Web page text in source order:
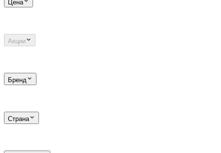
Цена
Акции
Бренд
Страна